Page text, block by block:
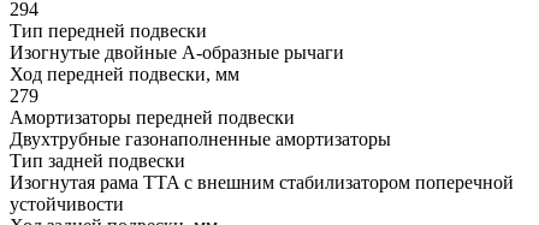
294
Тип передней подвески
Изогнутые двойные А-образные рычаги
Ход передней подвески, мм
279
Амортизаторы передней подвески
Двухтрубные газонаполненные амортизаторы
Тип задней подвески
Изогнутая рама TTA с внешним стабилизатором поперечной
устойчивости